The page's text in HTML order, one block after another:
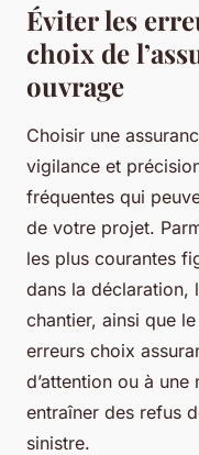
Éviter les
choix de
ouvrage
Choisir une
vigilance et
fréquentes qui
de votre projet.
les plus courantes
dans la déclaration,
chantier, ainsi que
erreurs choix
d’attention ou à
entraîner des refus
sinistre.